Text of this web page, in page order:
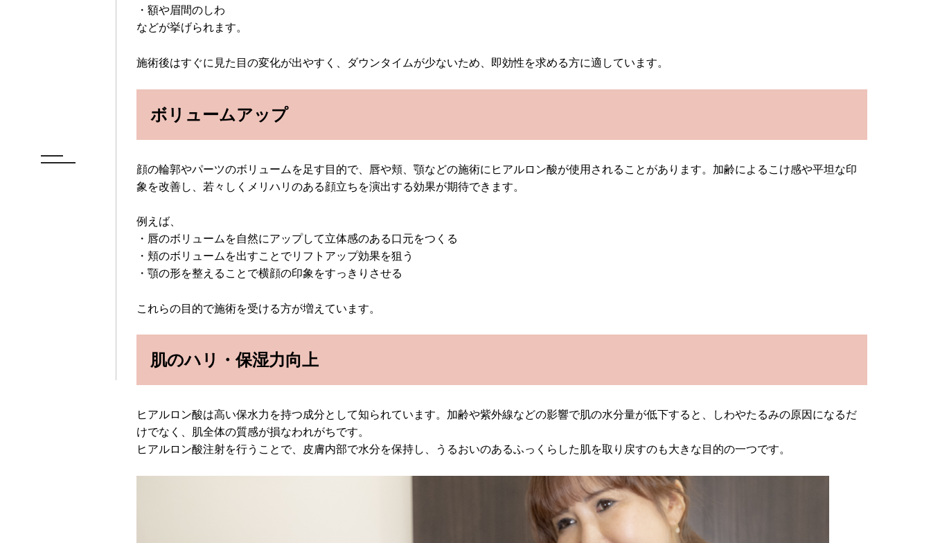
・額や眉間のしわ
などが挙げられます。
施術後はすぐに見た目の変化が出やすく、ダウンタイムが少ないため、即効性を求める方に適しています。
ボリュームアップ
顔の輪郭やパーツのボリュームを足す目的で、唇や頬、顎などの施術にヒアルロン酸が使用されることがあります。加齢によるこけ感や平坦な印
象を改善し、若々しくメリハリのある顔立ちを演出する効果が期待できます。
例えば、
・唇のボリュームを自然にアップして立体感のある口元をつくる
・頬のボリュームを出すことでリフトアップ効果を狙う
・顎の形を整えることで横顔の印象をすっきりさせる
これらの目的で施術を受ける方が増えています。
肌のハリ・保湿力向上
ヒアルロン酸は高い保水力を持つ成分として知られています。加齢や紫外線などの影響で肌の水分量が低下すると、しわやたるみの原因になるだ
けでなく、肌全体の質感が損なわれがちです。
ヒアルロン酸注射を行うことで、皮膚内部で水分を保持し、うるおいのあるふっくらした肌を取り戻すのも大きな目的の一つです。